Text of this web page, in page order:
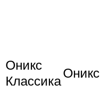
Оникс
КлассикаОникс